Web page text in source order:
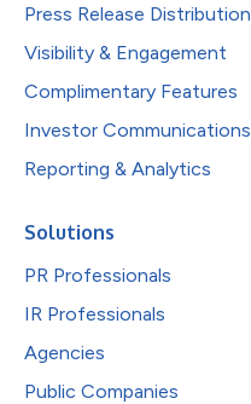
Press Release Distribution
Visibility & Engagement
Complimentary Features
Investor Communications
Reporting & Analytics
Solutions
PR Professionals
IR Professionals
Agencies
Public Companies